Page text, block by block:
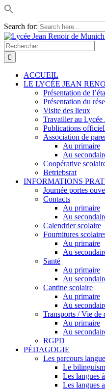
Search for:
Passer
au
contenu
LinkedIn
Facebook
Instagram
Rss
Rechercher:
ACCUEIL
LE LYCÉE JEAN
Présentation de
Présentation du
Visite des lieux
Travailler au Lycée
Publications
Association de
Au primaire
Au
Coopérative
Betriebsrat
INFORMATIONS
Journée portes
Contacts
Au primaire
Au
Calendrier scolaire
Fournitures
Au primaire
Au
Santé
Au primaire
Au
Cantine scolaire
Au primaire
Au
Transports / Vie de
Au primaire
Au
RGPD
PÉDAGOGIE
Les parcours
Le
Les langues
Les langues